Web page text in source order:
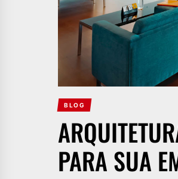
BLOG
PARA SUA